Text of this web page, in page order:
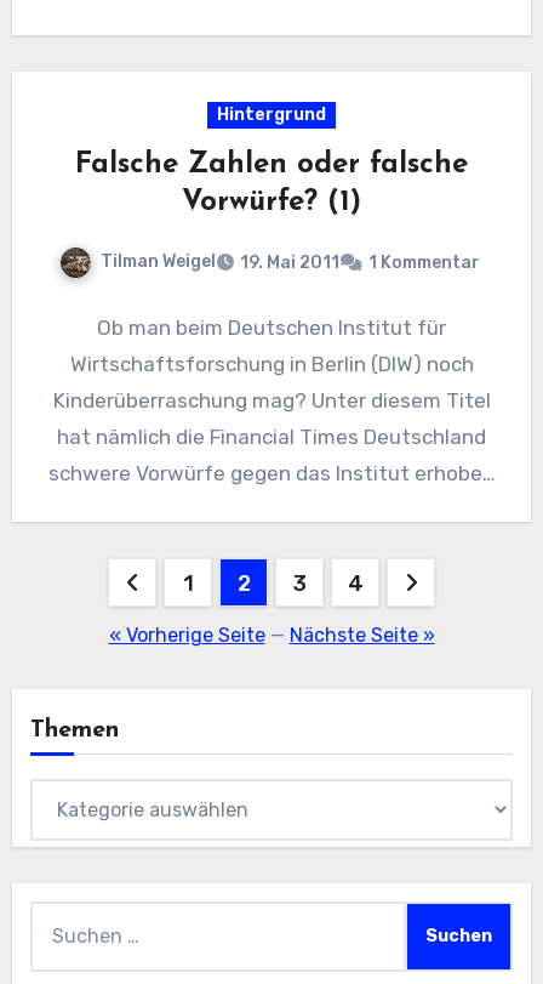
Hintergrund
Falsche Zahlen oder falsche
Vorwürfe? (1)
Tilman Weigel 19. Mai 2011 1 Kommentar
Ob man beim Deutschen Institut für
Wirtschaftsforschung in Berlin (DIW) noch
Kinderüberraschung mag? Unter diesem Titel
hat nämlich die Financial Times Deutschland
schwere Vorwürfe gegen das Institut erhoben
Seitennummerierung
1 2 3 4
« Vorherige Seite— Nächste Seite »
Themen
nach: